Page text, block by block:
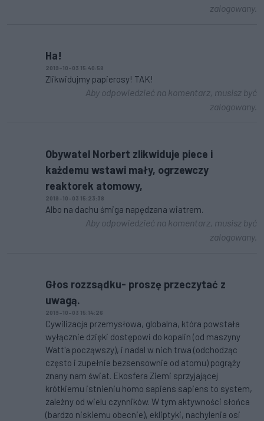
zalogowany.
Ha!
2019-10-03 15:40:58
Zlikwidujmy papierosy! TAK!
Aby odpowiedzieć na komentarz, musisz być
zalogowany.
Obywatel Norbert zlikwiduje piece i
każdemu wstawi mały, ogrzewczy
reaktorek atomowy,
2019-10-03 15:23:38
Albo na dachu śmiga napędzana wiatrem.
Aby odpowiedzieć na komentarz, musisz być
zalogowany.
Głos rozzsądku- proszę przeczytać z
uwagą.
2019-10-03 15:14:26
Cywilizacja przemysłowa, globalna, która powstała
wyłącznie dzięki dostępowi do kopalin (od maszyny
Watt'a począwszy), i nadal w nich trwa (odchodząc
często i zupełnie bezsensownie od atomu) pogrąży
znany nam świat. Ekosfera Ziemi sprzyjającej
krótkiemu istnieniu homo sapiens sapiens to system,
zależny od wielu czynników. W tym aktywności słońca
(bardzo niskiemu obecnie), ekliptyki, nachylenia osi